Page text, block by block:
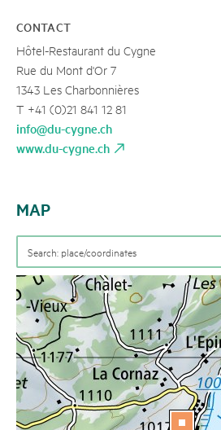
CONTACT
Hôtel-Restaurant du Cygne
Rue du Mont d'Or 7
1343 Les Charbonnières
T +41 (0)21 841 12 81
info@du-cygne.ch
www.du-cygne.ch
MAP
OFFERS
Gastronomy
BASE INFORMATION